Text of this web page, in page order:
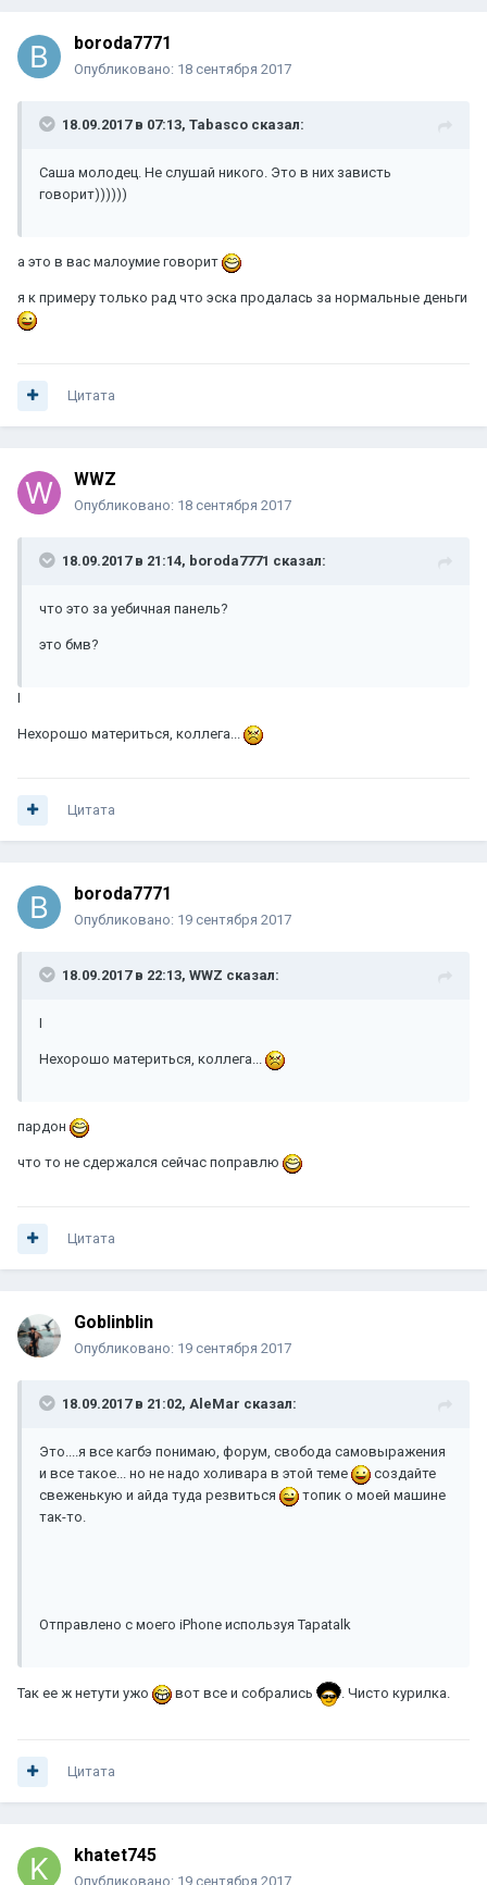
boroda7771
Опубликовано: 18 сентября 2017
18.09.2017 в 07:13, Tabasco сказал:
Саша молодец. Не слушай никого. Это в них зависть
говорит))))))
а это в вас малоумие говорит
я к примеру только рад что эска продалась за нормальные деньги
Цитата
WWZ
Опубликовано: 18 сентября 2017
18.09.2017 в 21:14, boroda7771 сказал:
что это за уебичная панель?
это бмв?
I
Нехорошо материться, коллега...
Цитата
boroda7771
Опубликовано: 19 сентября 2017
18.09.2017 в 22:13, WWZ сказал:
I
Нехорошо материться, коллега...
пардон
что то не сдержался сейчас поправлю
Цитата
Goblinblin
Опубликовано: 19 сентября 2017
18.09.2017 в 21:02, AleMar сказал:
Это....я все кагбэ понимаю, форум, свобода самовыражения
и все такое... но не надо холивара в этой теме
создайте
свеженькую и айда туда резвиться
топик о моей машине
так-то.
Отправлено с моего iPhone используя Tapatalk
Так ее ж нетути ужо вот все и собрались . Чисто курилка.
Цитата
khatet745
Опубликовано: 19 сентября 2017